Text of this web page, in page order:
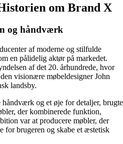
om Brand X
og håndværk
af moderne og stilfulde
en pålidelig aktør på markedet.
af ​​det 20. århundrede, hvor
visionære møbeldesigner John
landsby.
og et øje for detaljer, brugte
der kombinerede funktion,
var at producere møbler, der
for brugeren og skabe et æstetisk